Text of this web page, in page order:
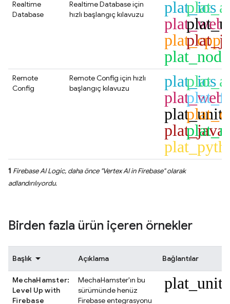
Realtime
Database
Realtime Databaseiçin
hızlı başlangıç kılavuzu
plat_ios
plat_web
plat_cpp
plat_node
Remote
Config
Remote Config için hızlı
başlangıç kılavuzu
plat_ios
plat_web
plat_java
1 Firebase AI Logic, daha önce "Vertex AI in Firebase" olarak
adlandırılıyordu.
Birden fazla ürün içeren örnekler
Başlık Açıklama Bağlantılar
MechaHamster:
Level Up with
Firebase
MechaHamster'ın bu
sürümünde henüz
Firebase entegrasyonu